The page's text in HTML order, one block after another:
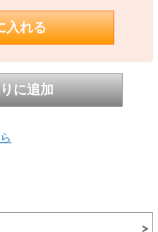
ー等の環境により実際の色味と
させていただく場合がございま
おかけしますが、予めご了承の
し上げます。